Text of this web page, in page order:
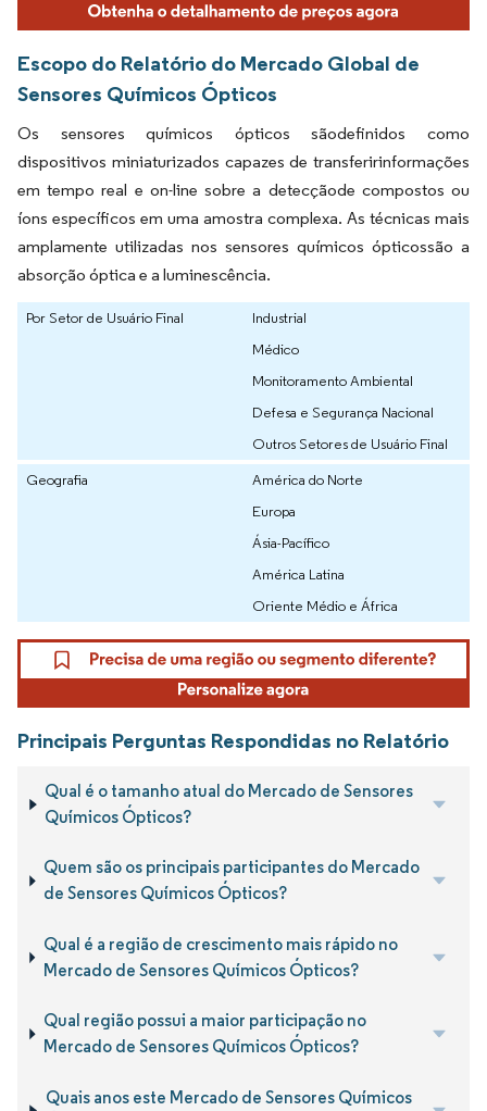
Escopo do Relatório do Mercado Global de
Sensores Químicos Ópticos
Os sensores químicos ópticos sãodefinidos como
dispositivos miniaturizados capazes de transferirinformações
em tempo real e on-line sobre a detecçãode compostos ou
íons específicos em uma amostra complexa. As técnicas mais
amplamente utilizadas nos sensores químicos ópticossão a
absorção óptica e a luminescência.
Por Setor de Usuário Final
Industrial
Médico
Monitoramento Ambiental
Defesa e Segurança Nacional
Outros Setores de Usuário Final
Geografia
América do Norte
Europa
Ásia-Pacífico
América Latina
Oriente Médio e África
Principais Perguntas Respondidas no Relatório
Qual é o tamanho atual do Mercado de Sensores
Químicos Ópticos?
Quem são os principais participantes do Mercado
de Sensores Químicos Ópticos?
Qual é a região de crescimento mais rápido no
Mercado de Sensores Químicos Ópticos?
Qual região possui a maior participação no
Mercado de Sensores Químicos Ópticos?
Quais anos este Mercado de Sensores Químicos